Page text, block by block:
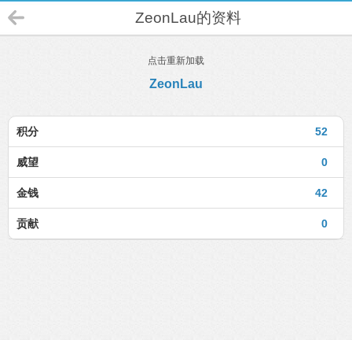
ZeonLau的资料
点击重新加载
ZeonLau
52
积分
0
威望
42
金钱
0
贡献